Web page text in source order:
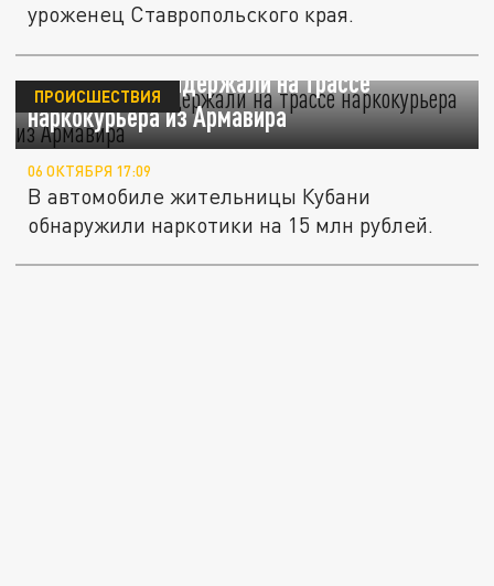
уроженец Ставропольского края.
Полицейские задержали на трассе
наркокурьера из Армавира
ПРОИСШЕСТВИЯ
06 ОКТЯБРЯ 17:09
В автомобиле жительницы Кубани
обнаружили наркотики на 15 млн рублей.